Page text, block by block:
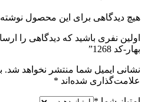
هیچ دیدگاهی برای این محصول
اولین نفری باشید که دیدگاهی را
بهار-کد 1268”
نشانی ایمیل شما منتشر نخواهد شد.
علامت‌گذاری شده‌اند *